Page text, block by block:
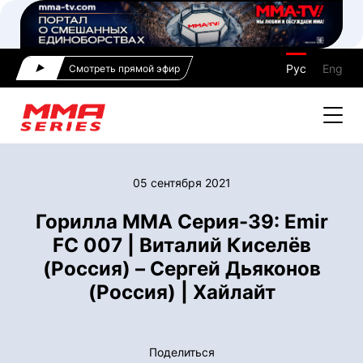
Смотреть прямой эфир Рус Eng
05 сентября 2021
Горилла ММА Серия-39: Emir
FC 007 | Виталий Киселёв
(Россия) – Сергей Дьяконов
(Россия) | Хайлайт
Поделиться